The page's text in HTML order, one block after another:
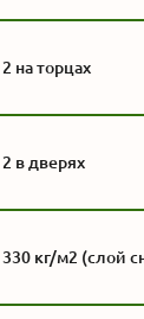
2 на торцах
2 в дверях
330 кг/м2 (слой